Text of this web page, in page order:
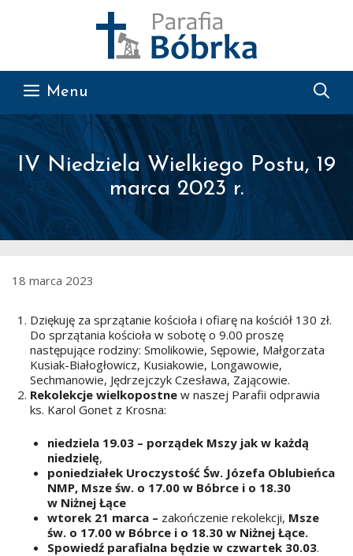
Menu
IV Niedziela Wielkiego Postu, 19
marca 2023 r.
18 marca 2023
Dziękuję za sprzątanie kościoła i ofiarę na kościół 130 zł.
Do sprzątania kościoła w sobotę o 9.00 proszę
następujące rodziny: Smolikowie, Sępowie, Małgorzata
Kusiak-Białogłowicz, Kusiakowie, Longawowie,
Sechmanowie, Jędrzejczyk Czesława, Zającowie.
Rekolekcje wielkopostnew naszej Parafii odprawia
ks. Karol Gonet z Krosna:
niedziela 19.03 – porządek Mszy jak w każdą
niedzielę,
poniedziałek Uroczystość Św. Józefa Oblubieńca
NMP, Msze św. o 17.00 w Bóbrce i o 18.30
w Niżnej Łące
wtorek 21 marca – zakończenie rekolekcji, Msze
św. o 17.00 w Bóbrce i o 18.30 w Niżnej Łące.
Spowiedź parafialna będzie w czwartek 30.03.